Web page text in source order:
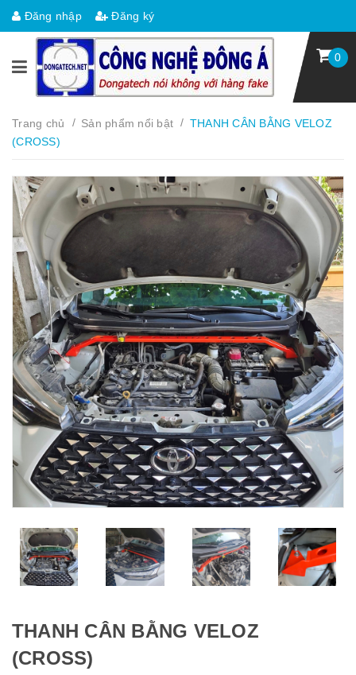
Đăng nhập Đăng ký
0
Trang chủ / Sản phẩm nổi bật / THANH CÂN BẰNG VELOZ
(CROSS)
THANH CÂN BẰNG VELOZ
(CROSS)